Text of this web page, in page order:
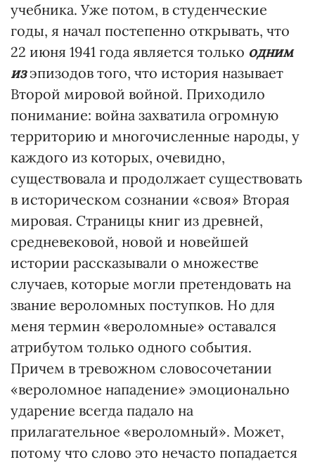
учебника. Уже потом, в студенческие
годы, я начал постепенно открывать, что
22 июня 1941 года является только одним
изэпизодов того, что история называет
Второй мировой войной. Приходило
понимание: война захватила огромную
территорию и многочисленные народы, у
каждого из которых, очевидно,
существовала и продолжает существовать
в историческом сознании «своя» Вторая
мировая. Страницы книг из древней,
средневековой, новой и новейшей
истории рассказывали о множестве
случаев, которые могли претендовать на
звание вероломных поступков. Но для
меня термин «вероломные» оставался
атрибутом только одного события.
Причем в тревожном словосочетании
«вероломное нападение» эмоционально
ударение всегда падало на
прилагательное «вероломный». Может,
потому что слово это нечасто попадается